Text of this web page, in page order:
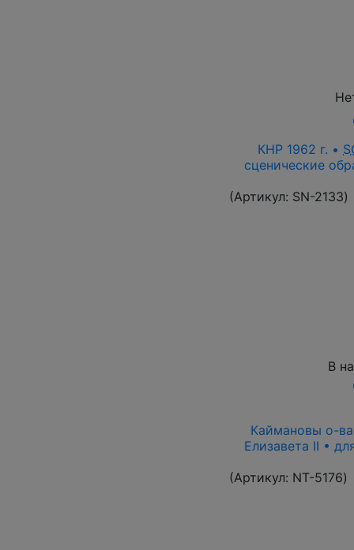
КНР 1962 г. •
сценические
(Артикул: SN-2133)
В
Каймановы о-ва
Елизавета II •
(Артикул: NT-5176)